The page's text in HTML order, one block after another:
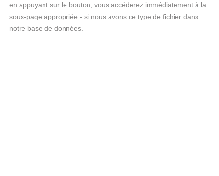
en appuyant sur le bouton, vous accéderez immédiatement à la
sous-page appropriée - si nous avons ce type de fichier dans
notre base de données.